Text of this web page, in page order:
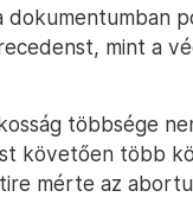
dokumentumban
mint a
többsége
követően több
mérte az